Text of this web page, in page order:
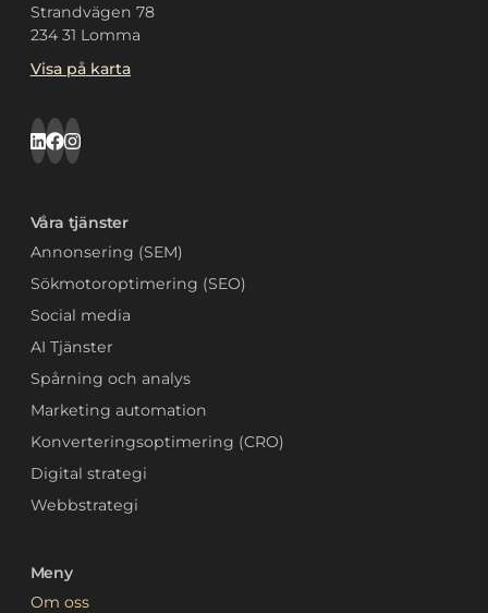
Strandvägen 78
234 31 Lomma
Visa på karta
Våra tjänster
Annonsering (SEM)
Sökmotoroptimering (SEO)
Social media
AI Tjänster
Spårning och analys
Marketing automation
Konverteringsoptimering (CRO)
Digital strategi
Webbstrategi
Meny
Om oss